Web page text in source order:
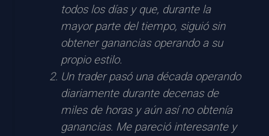
todos los días y que, durante la
mayor parte del tiempo, siguió sin
obtener ganancias operando a su
propio estilo.
Un trader pasó una década operando
diariamente durante decenas de
miles de horas y aún así no obtenía
ganancias. Me pareció interesante y